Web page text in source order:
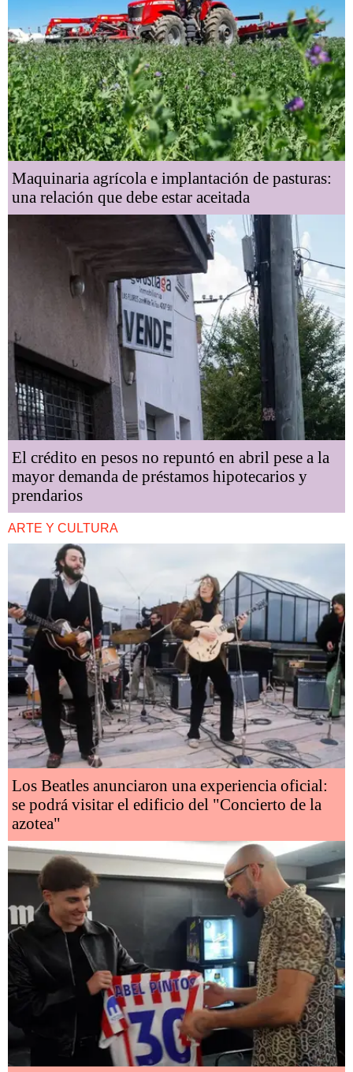
Maquinaria agrícola e implantación de pasturas:
una relación que debe estar aceitada
El crédito en pesos no repuntó en abril pese a la
mayor demanda de préstamos hipotecarios y
prendarios
ARTE Y CULTURA
Los Beatles anunciaron una experiencia oficial:
se podrá visitar el edificio del "Concierto de la
azotea"